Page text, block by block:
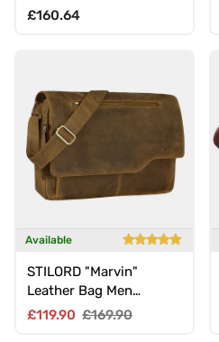
Regular price
£160.64
Available
STILORD "Marvin"
Leather Bag Men
Messenger
Sale price
£119.90 Regular price
£169.90